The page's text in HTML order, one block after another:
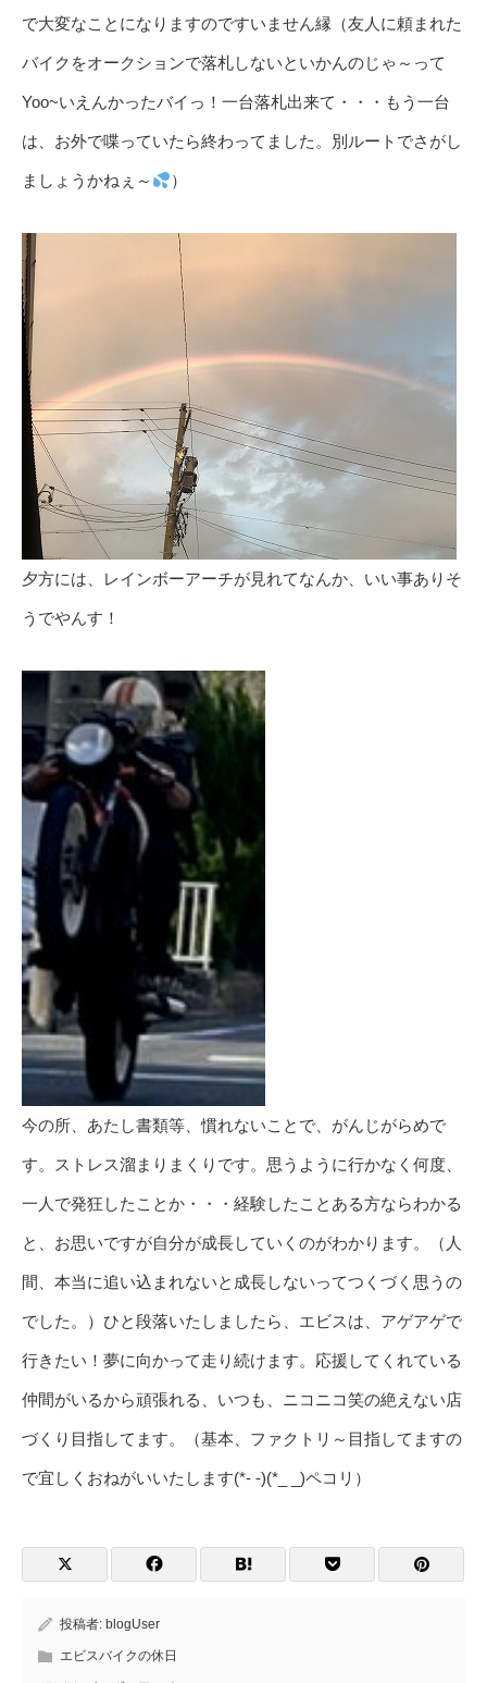
で大変なことになりますのですいません縁（友人に頼まれた
バイクをオークションで落札しないといかんのじゃ～って
Yoo~いえんかったバイっ！一台落札出来て・・・もう一台
は、お外で喋っていたら終わってました。別ルートでさがし
ましょうかねぇ～ ）
夕方には、レインボーアーチが見れてなんか、いい事ありそ
うでやんす！
今の所、あたし書類等、慣れないことで、がんじがらめで
す。ストレス溜まりまくりです。思うように行かなく何度、
一人で発狂したことか・・・経験したことある方ならわかる
と、お思いですが自分が成長していくのがわかります。（人
間、本当に追い込まれないと成長しないってつくづく思うの
でした。）ひと段落いたしましたら、エビスは、アゲアゲで
行きたい！夢に向かって走り続けます。応援してくれている
仲間がいるから頑張れる、いつも、ニコニコ笑の絶えない店
づくり目指してます。（基本、ファクトリ～目指してますの
で宜しくおねがいいたします(*- -)(*_ _)ペコリ）
投稿者: blogUser
エビスバイクの休日